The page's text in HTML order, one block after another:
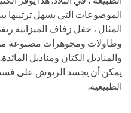
الموضوعات التي يسهل
المثال ، حفل زفاف الميزانية
وطاولات ومجوهرات مصنوعة من
والمناديل الكتان ومناديل
يمكن أن يجسد الرتوش على
الطبيعية.